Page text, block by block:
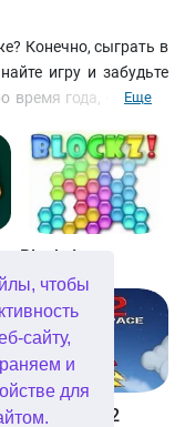
чтобы
сайту,
и
для
Конечно, сыграть в
игру и забудьте
года, стоящее
принесет Вам массу
компьютеру далеко
с друзьями? Не
и командная игра!
а то и стать
и своим друзьям
Flash 5 plug-in от
Еще
Blockz!
Into Space 2